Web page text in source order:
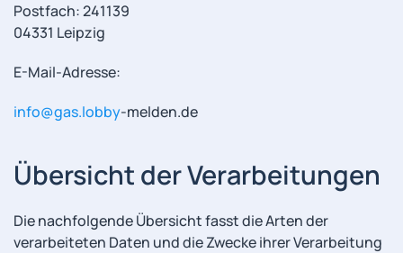
Postfach: 241139
04331 Leipzig
E-Mail-Adresse:
info@gas.lobby-melden.de
Übersicht der Verarbeitungen
Die nachfolgende Übersicht fasst die Arten der
verarbeiteten Daten und die Zwecke ihrer Verarbeitung